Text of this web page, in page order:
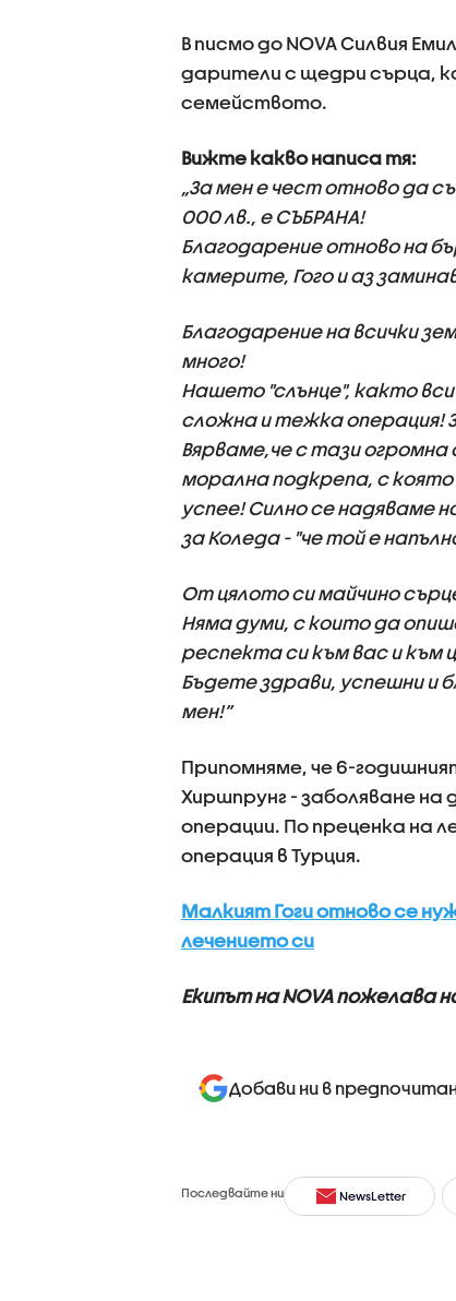
В писмо до NOVA Силвия
дарители с щедри сърца,
семейството.
Вижте какво написа тя:
„За мен е чест отново да
000 лв., е СЪБРАНА!
Благодарение отново на
камерите, Гого и аз
Благодарение на всички
много!
Нашето "слънце", както
сложна и тежка операция!
Вярваме,че с тази огромна
морална подкрепа, с която
успее! Силно се надяваме
за Коледа - "че той е
От цялото си майчино
Няма думи, с които да
респекта си към вас и към
Бъдете здрави, успешни и
мен!”
Припомняме, че 6-
Хиршпрунг - заболяване
операции. По преценка на
операция в Турция.
Малкият Гоги отново се
лечението си
Екипът на NOVA пожелава
Добави ни в
Последвайте ни NewsLetter